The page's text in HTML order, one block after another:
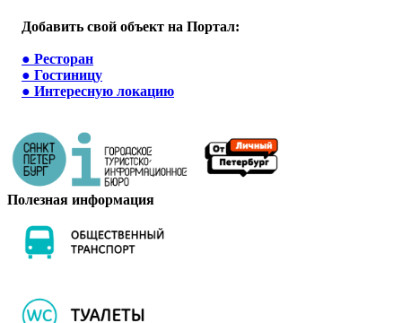
Добавить свой объект на Портал:
● Ресторан
● Гостиницу
● Интересную локацию
Полезная информация